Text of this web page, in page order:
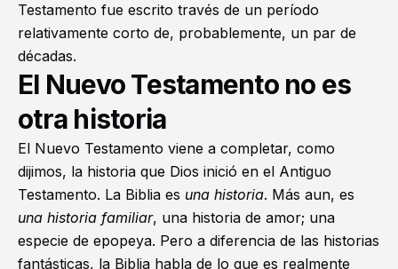
Testamento fue escrito través de un período
relativamente corto de, probablemente, un par de
décadas.
El Nuevo Testamento no es
otra historia
El Nuevo Testamento viene a completar, como
dijimos, la historia que Dios inició en el Antiguo
Testamento. La Biblia es una historia. Más aun, es
una historia familiar, una historia de amor; una
especie de epopeya. Pero a diferencia de las historias
fantásticas, la Biblia habla de lo que es realmente